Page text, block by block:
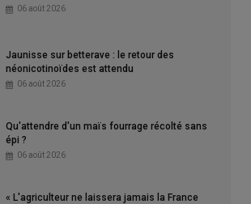
06 août 2026
Jaunisse sur betterave : le retour des
néonicotinoïdes est attendu
06 août 2026
Qu'attendre d'un maïs fourrage récolté sans
épi ?
06 août 2026
« L'agriculteur ne laissera jamais la France